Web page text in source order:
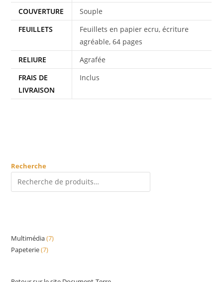
COUVERTURE
Souple
FEUILLETS
Feuillets en papier ecru, écriture
agréable, 64 pages
RELIURE
Agrafée
FRAIS DE
LIVRAISON
Inclus
Recherche
Multimédia 77
Papeterie 77